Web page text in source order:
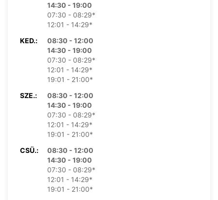
14:30 - 19:00
07:30 - 08:29*
12:01 - 14:29*
KED.:
08:30 - 12:00
14:30 - 19:00
07:30 - 08:29*
12:01 - 14:29*
19:01 - 21:00*
SZE.:
08:30 - 12:00
14:30 - 19:00
07:30 - 08:29*
12:01 - 14:29*
19:01 - 21:00*
CSÜ.:
08:30 - 12:00
14:30 - 19:00
07:30 - 08:29*
12:01 - 14:29*
19:01 - 21:00*